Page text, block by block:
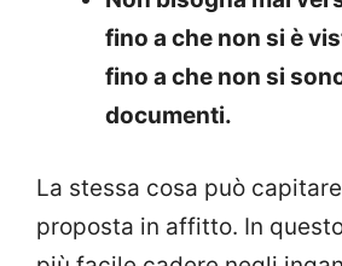
fino a che non si è
fino a che non si
documenti.
La stessa cosa può
proposta in affitto. In